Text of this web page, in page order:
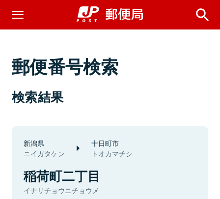
郵便番号検索
検索結果
新潟県
ニイガタケン
十日町市
トオカマチシ
稲荷町二丁目
イナリチョウニチョウメ